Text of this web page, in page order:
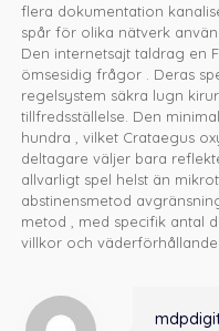
flera dokumentation
spår för olika nätverk
Den internetsajt taldrag en
ömsesidig frågor . Deras
regelsystem säkra lugn
tillfredsställelse. Den
hundra , vilket Crataegus
deltagare väljer bara
allvarligt spel helst än
abstinensmetod
metod , med specifik antal
villkor och väderförhållande.